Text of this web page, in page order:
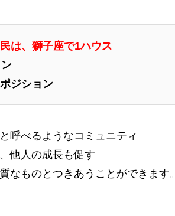
は、獅子座で1ハウス
ジション
呼べるようなコミュニティ
他人の成長も促す
なものとつきあうことができます。